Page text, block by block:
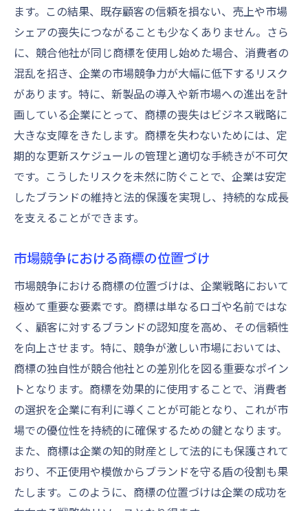
申請から更新完了までの具体的な流れ
商標権更新に必要な手数料の確認
更新手続きでのよくある質問と解決法
商標権更新のプロセスを効率化するテクニ
ック
書類準備の重要性商標更新で失敗しないために
商標権更新に必要な書類一覧
書類不備による失敗を避けるポイント
書類準備を効率化する方法
注意すべき法的要件と書類
書類整備のための時間管理
専門家の力を借りた商標権更新請求の効率化
商標権更新における専門家の役割
専門家を活用した更新手続きの効率化
プロフェッショナルと連携するメリット
専門家のサポートを受けるタイミング
商標権更新請求における専門知識の活用
専門家を選ぶ際のチェックポイント
商標を継続的に維持するための更新請求のヒン
ト
商標権更新を忘れないためのリマインダー
ます。この結果、既存顧客の信頼を損ない、売上や市場
シェアの喪失につながることも少なくありません。さら
に、競合他社が同じ商標を使用し始めた場合、消費者の
混乱を招き、企業の市場競争力が大幅に低下するリスク
があります。特に、新製品の導入や新市場への進出を計
画している企業にとって、商標の喪失はビジネス戦略に
大きな支障をきたします。商標を失わないためには、定
期的な更新スケジュールの管理と適切な手続きが不可欠
です。こうしたリスクを未然に防ぐことで、企業は安定
したブランドの維持と法的保護を実現し、持続的な成長
を支えることができます。
市場競争における商標の位置づけ
市場競争における商標の位置づけは、企業戦略において
極めて重要な要素です。商標は単なるロゴや名前ではな
く、顧客に対するブランドの認知度を高め、その信頼性
を向上させます。特に、競争が激しい市場においては、
商標の独自性が競合他社との差別化を図る重要なポイン
トとなります。商標を効果的に使用することで、消費者
の選択を企業に有利に導くことが可能となり、これが市
場での優位性を持続的に確保するための鍵となります。
また、商標は企業の知的財産として法的にも保護されて
おり、不正使用や模倣からブランドを守る盾の役割も果
たします。このように、商標の位置づけは企業の成功を